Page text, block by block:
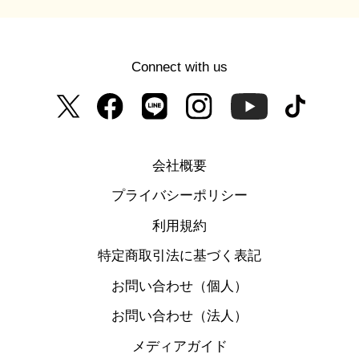
Connect with us
会社概要
プライバシーポリシー
利用規約
特定商取引法に基づく表記
お問い合わせ（個人）
お問い合わせ（法人）
メディアガイド